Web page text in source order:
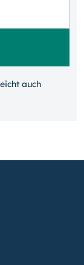
auch